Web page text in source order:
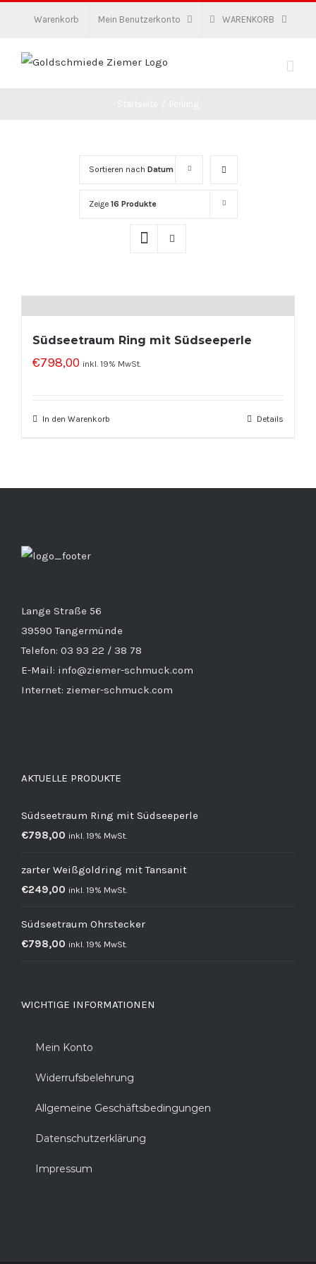
Warenkorb Mein Benutzerkonto WARENKORB
Sortieren nach Datum
Zeige 16 Produkte
Südseetraum Ring mit Südseeperle
€798,00 inkl. 19% MwSt.
In den Warenkorb Details
Lange Straße 56
39590 Tangermünde
Telefon: 03 93 22 / 38 78
E-Mail: info@ziemer-schmuck.com
Internet: ziemer-schmuck.com
AKTUELLE PRODUKTE
Südseetraum Ring mit Südseeperle
€798,00 inkl. 19% MwSt.
zarter Weißgoldring mit Tansanit
€249,00 inkl. 19% MwSt.
Südseetraum Ohrstecker
€798,00 inkl. 19% MwSt.
WICHTIGE INFORMATIONEN
Mein Konto
Widerrufsbelehrung
Allgemeine Geschäftsbedingungen
Datenschutzerklärung
Impressum